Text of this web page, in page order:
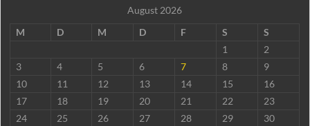
August 2026
M
D M D F S
S
1
2
3
4 5 6 7 8
9
10
11 12 13 14 15
16
17
18 19 20 21 22
23
24
25 26 27 28 29
30